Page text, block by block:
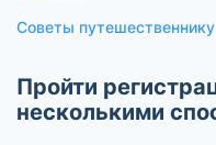
Советы путешественнику
Пройти
несколькими